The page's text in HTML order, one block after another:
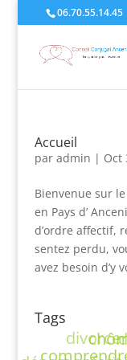
06.70.55.14.45
Accueil
par admin | Oct
Bienvenue sur
en Pays d’
d’ordre affectif,
sentez perdu,
avez besoin d’y
Tags
divorce